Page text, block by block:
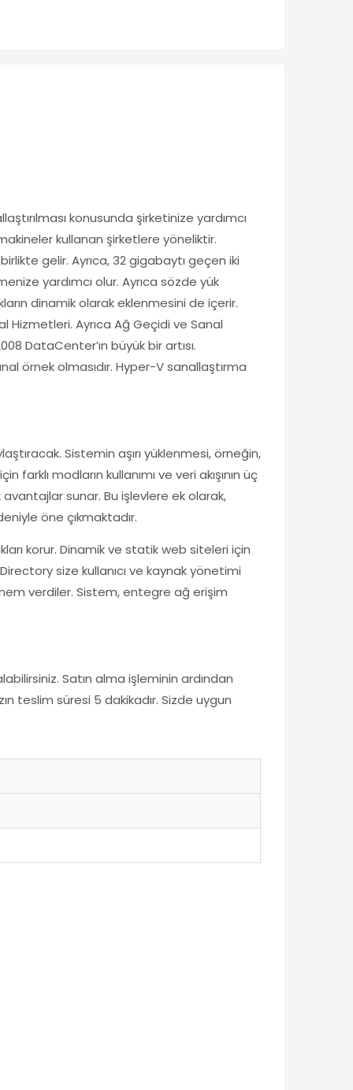
konusunda şirketinize yardımcı
kullanan şirketlere yöneliktir.
gelir. Ayrıca, 32 gigabaytı geçen iki
yardımcı olur. Ayrıca sözde yük
dinamik olarak eklenmesini de içerir.
Hizmetleri. Ayrıca Ağ Geçidi ve Sanal
DataCenter’ın büyük bir artısı.
örnek olmasıdır. Hyper-V sanallaştırma
Sistemin aşırı yüklenmesi, örneğin,
modların kullanımı ve veri akışının üç
sunar. Bu işlevlere ek olarak,
öne çıkmaktadır.
korur. Dinamik ve statik web siteleri için
size kullanıcı ve kaynak yönetimi
verdiler. Sistem, entegre ağ erişim
Satın alma işleminin ardından
teslim süresi 5 dakikadır. Sizde uygun